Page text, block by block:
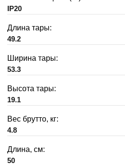
IP20
Длина тары:
49.2
Ширина тары:
53.3
Высота тары:
19.1
Вес брутто, кг:
4.8
Длина, см:
50